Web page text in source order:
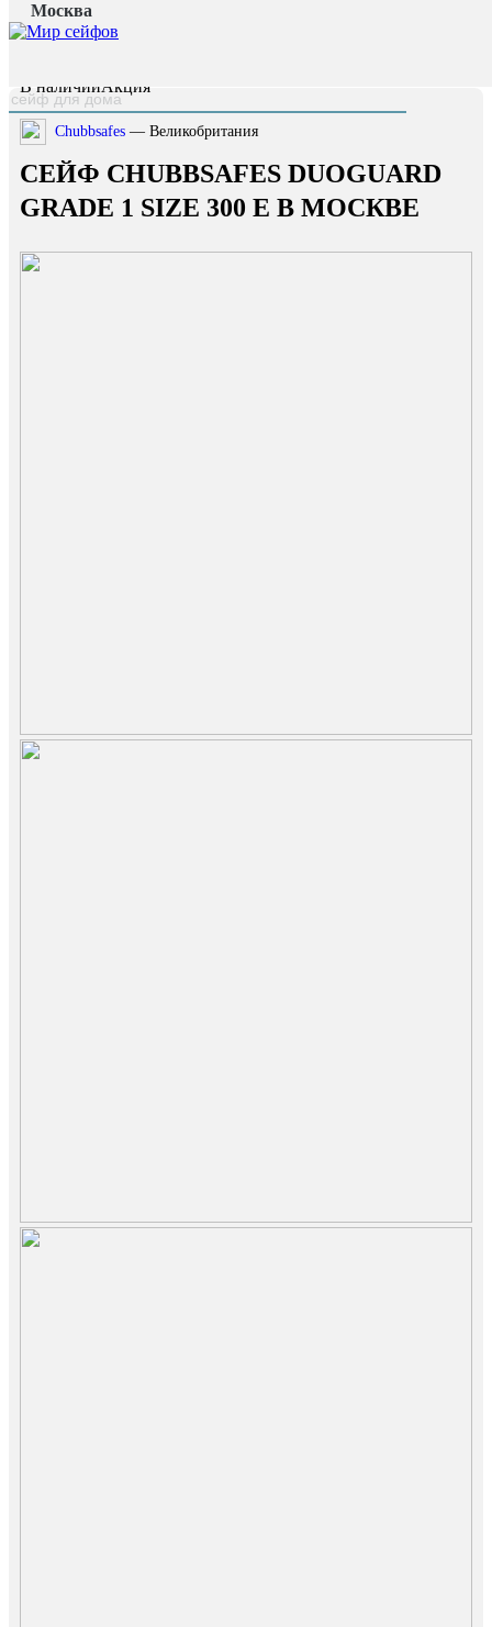
Москва
Главная страница
Каталог /
В наличииАкция
Chubbsafes — Великобритания
СЕЙФ CHUBBSAFES DUOGUARD
GRADE 1 SIZE 300 Е В МОСКВЕ